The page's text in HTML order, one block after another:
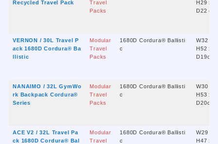
Recycled Travel Pack
Travel
Packs
H29 x
D22 cm
VERNON / 30L Travel P
ack 1680D Cordura® Ba
llistic
Modular
Travel
Packs
1680D Cordura® Ballisti
c
W32 x
H52 x
D19cm
NANAIMO / 32L GymWo
rk Backpack Cordura®
Series
Modular
Travel
Packs
1680D Cordura® Ballisti
c
W30 x
H53 x
D20cm
ACE V2 / 32L Travel Pa
ck 1680D Cordura® Bal
Modular
Travel
1680D Cordura® Ballisti
c
W29 x
H47 x